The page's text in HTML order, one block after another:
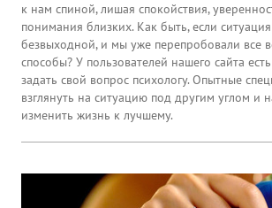
к нам спиной, лишая спокойствия,
понимания близких. Как быть, если
безвыходной, и мы уже перепробовали все
способы? У пользователей нашего сайта
задать свой вопрос психологу. Опытные
взглянуть на ситуацию под другим углом и
изменить жизнь к лучшему.